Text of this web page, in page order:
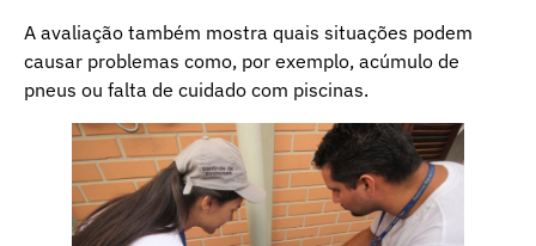
A avaliação também mostra quais situações podem
causar problemas como, por exemplo, acúmulo de
pneus ou falta de cuidado com piscinas.